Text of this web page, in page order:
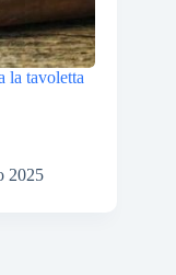
la tavoletta
2025